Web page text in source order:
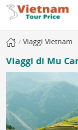
Viaggi Vietnam
Viaggi di Mu